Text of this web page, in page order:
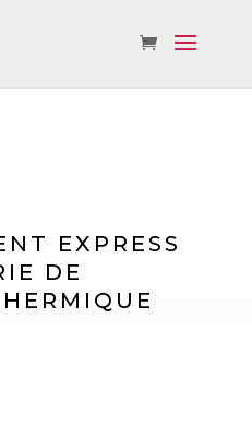
EXPRESS
DE